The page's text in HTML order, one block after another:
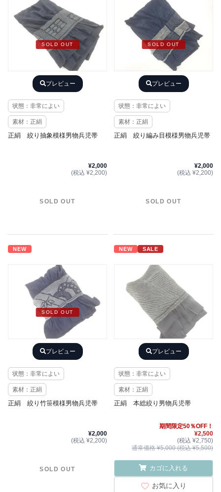
SOLD OUT
プレビュー
状態：非常によい
素材：正絹
正絹 絞り抽象模様男物兵児帯
¥2,000
(税込 ¥2,200)
SOLD OUT
SOLD OUT
プレビュー
状態：非常によい
素材：正絹
正絹 絞り編み目模様男物兵児帯
¥2,000
(税込 ¥2,200)
SOLD OUT
NEW
SOLD OUT
プレビュー
状態：非常によい
素材：正絹
正絹 絞り竹笹模様男物兵児帯
¥2,000
(税込 ¥2,200)
SOLD OUT
NEW SALE
プレビュー
状態：非常によい
素材：正絹
正絹 本総絞り男物兵児帯
期間限定50％OFF！
¥2,500
(税込 ¥2,750)
通常価格 ¥5,000 (税込 ¥5,500)
カゴに入れる
お気に入り